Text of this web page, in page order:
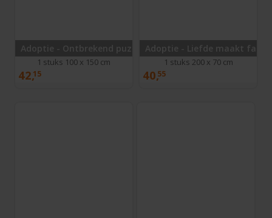
Adoptie - Ontbrekend puzzelstukje
1 stuks 100 x 150 cm
42,15
Adoptie - Liefde maakt
1 stuks 200 x 70 cm
40,55